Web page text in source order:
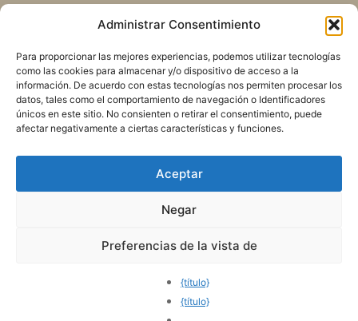
Administrar Consentimiento
Para proporcionar las mejores experiencias, podemos utilizar tecnologías
como las cookies para almacenar y/o dispositivo de acceso a la
información. De acuerdo con estas tecnologías nos permiten procesar los
datos, tales como el comportamiento de navegación o Identificadores
únicos en este sitio. No consienten o retirar el consentimiento, puede
afectar negativamente a ciertas características y funciones.
Aceptar
Negar
Preferencias de la vista de
{título}
{título}
Recibir las últimas noticias acerca de
nuestra vida, la misión y ministerios de
SUSCRIBIRSE
Centro de Recursos
Mapa del sitio
POLÍTICA DE PRIVACIDADLAS COOKIES